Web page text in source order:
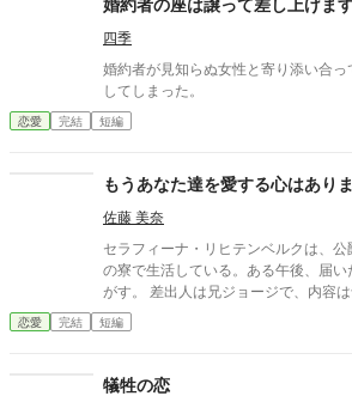
婚約者の座は譲って差し上げま
四季
婚約者が見知らぬ女性と寄り添い合
してしまった。
恋愛 完結 短編
もうあなた達を愛する心はあり
佐藤 美奈
セラフィーナ・リヒテンベルクは、
の寮で生活している。ある午後、届
がす。 差出人は兄ジョージで、内容は母イリスが兄の妻エレーヌ
をいびっているというものだった。
手紙の中で兄は母の嫉妬に苦しむエレ
なかったが、兄の必死な頼みに胸が痛む。 セラフィーナは
恋愛 完結 短編
犠牲の恋